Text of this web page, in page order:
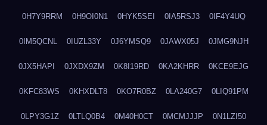
0H7Y9RRM 0H9OI0N1 0HYK5SEI 0IA5RSJ3 0IF4Y4UQ
0IM5QCNL 0IUZL33Y 0J6YMSQ9 0JAWX05J 0JMG9NJH
0JX5HAPI 0JXDX9ZM 0K8I19RD 0KA2KHRR 0KCE9EJG
0KFC83WS 0KHXDLT8 0KO7R0BZ 0LA240G7 0LIQ91PM
0LPY3G1Z 0LTLQ0B4 0M40H0CT 0MCMJJJP 0N1LZI50